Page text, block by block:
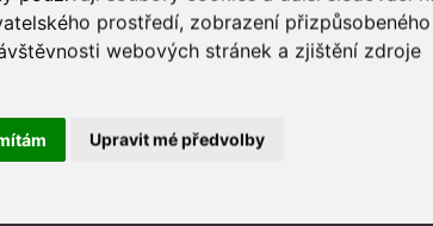
prostředí, zobrazení
webových stránek a zjištění zdroje
Upravit mé předvolby
ve střední Evropě: Havlova vize versus
Od ukrajinského svědectví k